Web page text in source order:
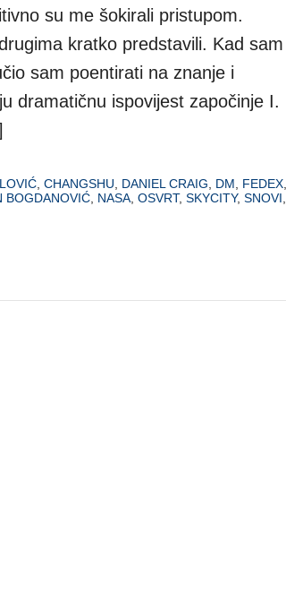
su me šokirali pristupom.
kratko predstavili. Kad sam
sam poentirati na znanje i
dramatičnu ispovijest započinje I.
CHANGSHU DANIEL CRAIG DM FEDEX
BOGDANOVIĆ NASA OSVRT, SKYCITY, SNOVI